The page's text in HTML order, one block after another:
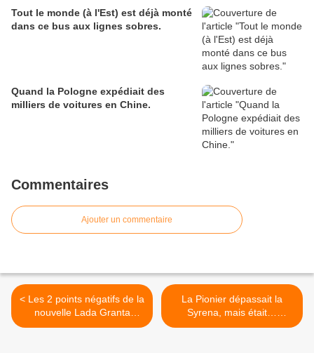
Tout le monde (à l'Est) est déjà monté
dans ce bus aux lignes sobres.
Quand la Pologne expédiait des
milliers de voitures en Chine.
Commentaires
Ajouter un commentaire
< Les 2 points négatifs de la
nouvelle Lada Granta
Sport.
La Pionier dépassait la
Syrena, mais était…
tellement mauvaise. >